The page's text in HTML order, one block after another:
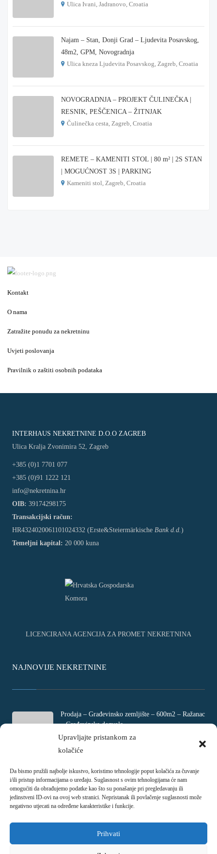
Upravljajte pristankom za
kolačiće
Da bismo pružili najbolje iskustvo, koristimo tehnologije poput kolačića za čuvanje
i/ili pristup informacijama o uređaju. Suglasnost s ovim tehnologijama će nam
omogućiti da obrađujemo podatke kao što su ponašanje pri pregledavanju ili
jedinstveni ID-ovi na ovoj web stranici. Nepristanak ili povlačenje suglasnosti može
negativno utjecati na određene karakteristike i funkcije.
Prihvati
Ulica Ivani, Jadranovo, Croatia
Najam – Stan, Donji Grad – Ljudevita Posavskog,
48m2, GPM, Novogradnja
Ulica kneza Ljudevita Posavskog, Zagreb, Croatia
NOVOGRADNJA – PROJEKT ČULINEČKA |
RESNIK, PEŠČENICA – ŽITNJAK
Čulinečka cesta, Zagreb, Croatia
REMETE – KAMENITI STOL | 80 m² | 2S STAN
| MOGUĆNOST 3S | PARKING
Kameniti stol, Zagreb, Croatia
Kontakt
O nama
Zatražite ponudu za nekretninu
Uvjeti poslovanja
Pravilnik o zaštiti osobnih podataka
INTERHAUS NEKRETNINE D.O.O ZAGREB
Ulica Kralja Zvonimira 52, Zagreb
+385 (0)1 7701 077
+385 (0)91 1222 121
info@nekretnina.hr
OIB: 39174298175
Transakcijski račun:
HR4324020061101024332 (Erste&Steiermärkische Bank d.d. )
Temeljni kapital: 20 000 kuna
LICENCIRANA AGENCIJA ZA PROMET NEKRETNINA
NAJNOVIJE NEKRETNINE
Prodaja – Građevinsko zemljište – 600m2 – Ražanac
– Građevinska dozvola
Rtina, Croatia
€ 180.000
Prodaja – Četverosobni stan – Jadranovo –
Crikvenica – 73m2
Ulica Ivani, Jadranovo, Croatia